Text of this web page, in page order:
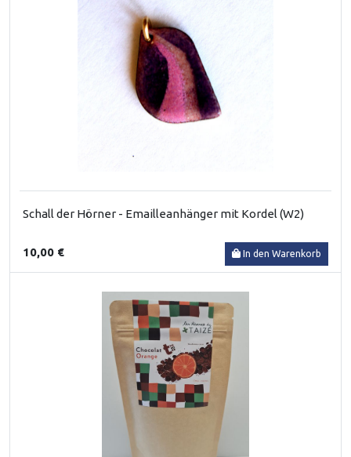
Schall der Hörner - Emailleanhänger mit Kordel (W2)
10,00 € In den Warenkorb